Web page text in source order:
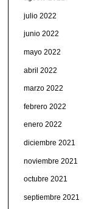
julio 2022
junio 2022
mayo 2022
abril 2022
marzo 2022
febrero 2022
enero 2022
diciembre 2021
noviembre 2021
octubre 2021
septiembre 2021